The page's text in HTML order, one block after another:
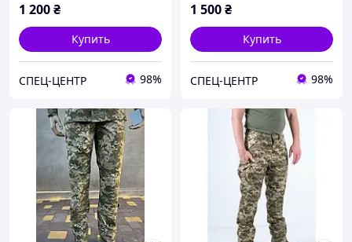
1 200₴
Купить
СПЕЦ-ЦЕНТР 98%
1 500₴
Купить
СПЕЦ-ЦЕНТР 98%